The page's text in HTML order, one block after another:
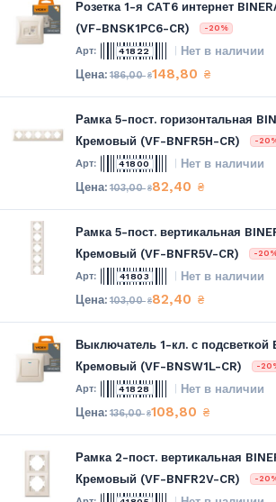
Розетка 1-я CAT6 интернет
(VF-BNSK1PC6-CR)
-20%
41822 Нет в наличии
186,00₴148,80 ₴
Рамка 5-пост. горизонтальная
Кремовый (VF-BNFR5H-CR)
-
41800 Нет в наличии
103,00₴82,40 ₴
Рамка 5-пост. вертикальная
Кремовый (VF-BNFR5V-CR)
-
41803 Нет в наличии
103,00₴82,40 ₴
Выключатель 1-кл. с подсветкой
Кремовый (VF-BNSW1L-CR)
-
41828 Нет в наличии
136,00₴108,80 ₴
Рамка 2-пост. вертикальная
Кремовый (VF-BNFR2V-CR)
-